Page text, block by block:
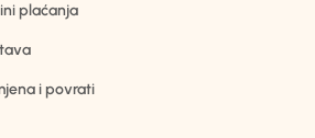
plaćanja
i povrati